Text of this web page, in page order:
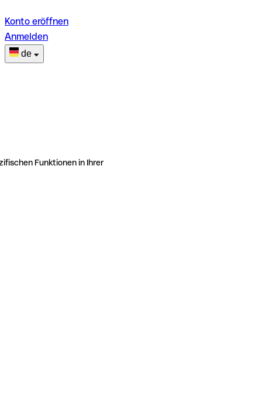
Konto eröffnen
Anmelden
de
Funktionen in Ihrer